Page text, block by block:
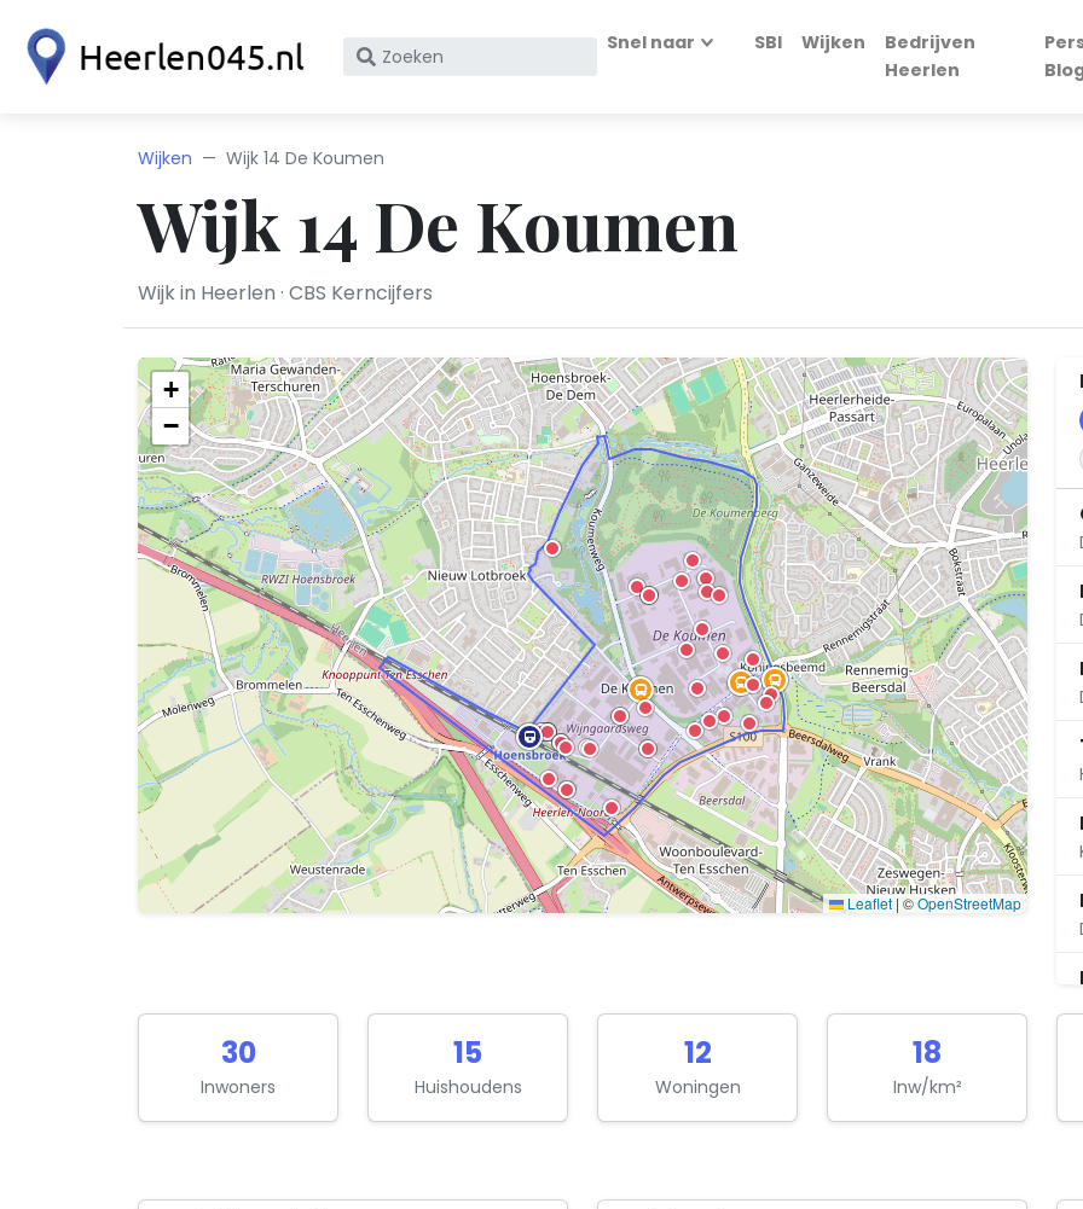
Zoek
nummer
Snel naar SBI Wijken
Bedrijven
Heerlen
Wijken Wijk 14 De Koumen
Wijk 14 De Koumen
Wijk in Heerlen · CBS Kerncijfers
+
−
Leaflet | ©OpenStreetMap
30
Inwoners
15
Huishoudens
12
Woningen
18
Inw/km²